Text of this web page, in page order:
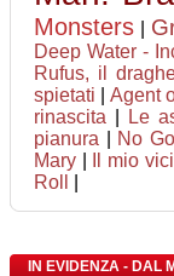
Monsters
Deep Water -
Rufus, il
spietati
Agent
rinascita
Le
pianura
No
Mary
Il mio
Roll
IN EVIDENZA - DAL